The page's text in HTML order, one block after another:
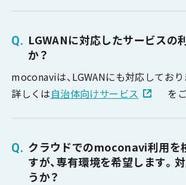
LGWANに対応したサービスの
か？
moconaviは、LGWANにも対応しており
詳しくは自治体向けサービス を
クラウドでのmoconavi利用を
すが、専有環境を希望します。
うか？